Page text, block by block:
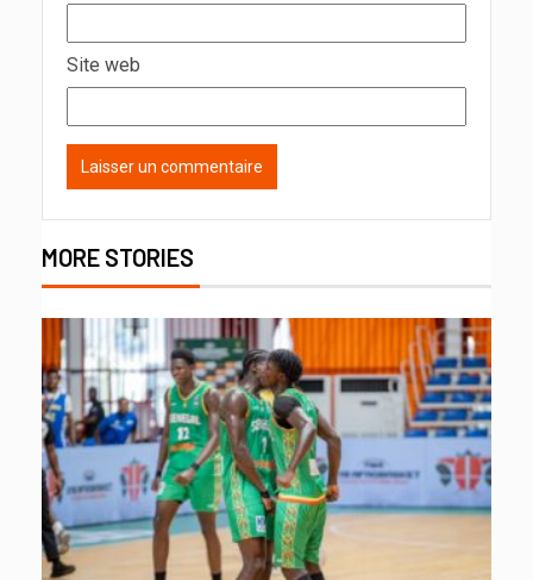
Site web
MORE STORIES